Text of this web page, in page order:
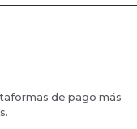
de pago más